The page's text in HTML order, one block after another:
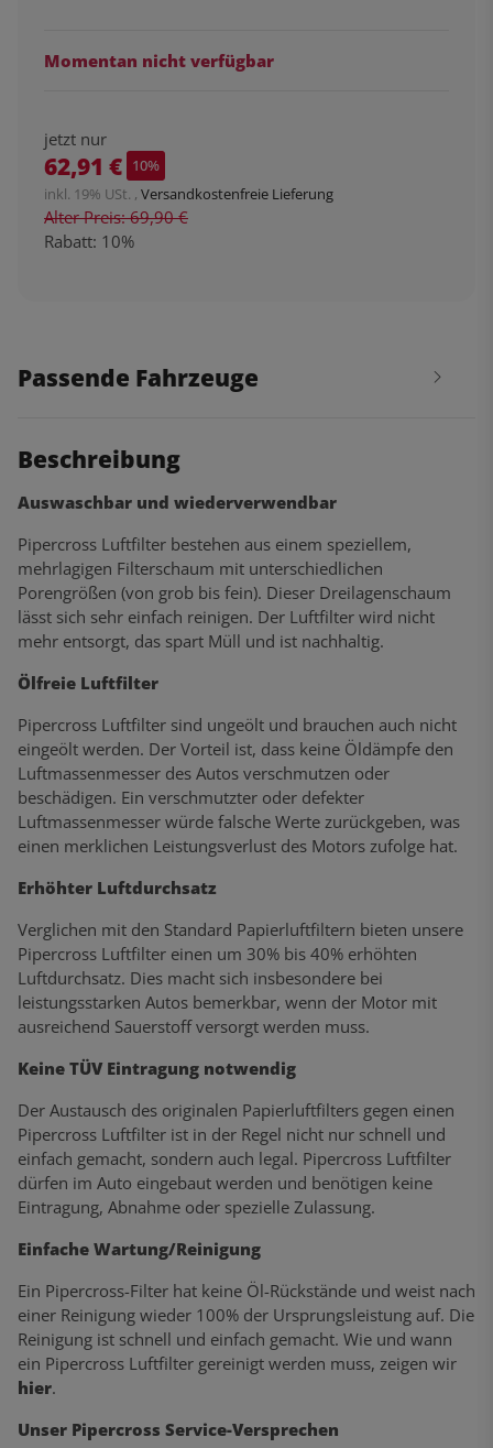
Momentan nicht verfügbar
jetzt nur
62,91 € 10%
inkl. 19% USt. , Versandkostenfreie Lieferung
Alter Preis: 69,90 €
Rabatt: 10%
Passende Fahrzeuge
Beschreibung
Auswaschbar und wiederverwendbar
Pipercross Luftfilter bestehen aus einem speziellem,
mehrlagigen Filterschaum mit unterschiedlichen
Porengrößen (von grob bis fein). Dieser Dreilagenschaum
lässt sich sehr einfach reinigen. Der Luftfilter wird nicht
mehr entsorgt, das spart Müll und ist nachhaltig.
Ölfreie Luftfilter
Pipercross Luftfilter sind ungeölt und brauchen auch nicht
eingeölt werden. Der Vorteil ist, dass keine Öldämpfe den
Luftmassenmesser des Autos verschmutzen oder
beschädigen. Ein verschmutzter oder defekter
Luftmassenmesser würde falsche Werte zurückgeben, was
einen merklichen Leistungsverlust des Motors zufolge hat.
Erhöhter Luftdurchsatz
Verglichen mit den Standard Papierluftfiltern bieten unsere
Pipercross Luftfilter einen um 30% bis 40% erhöhten
Luftdurchsatz. Dies macht sich insbesondere bei
leistungsstarken Autos bemerkbar, wenn der Motor mit
ausreichend Sauerstoff versorgt werden muss.
Keine TÜV Eintragung notwendig
Der Austausch des originalen Papierluftfilters gegen einen
Pipercross Luftfilter ist in der Regel nicht nur schnell und
einfach gemacht, sondern auch legal. Pipercross Luftfilter
dürfen im Auto eingebaut werden und benötigen keine
Eintragung, Abnahme oder spezielle Zulassung.
Einfache Wartung/Reinigung
Ein Pipercross-Filter hat keine Öl-Rückstände und weist nach
einer Reinigung wieder 100% der Ursprungsleistung auf. Die
Reinigung ist schnell und einfach gemacht. Wie und wann
ein Pipercross Luftfilter gereinigt werden muss, zeigen wir
hier.
Unser Pipercross Service-Versprechen